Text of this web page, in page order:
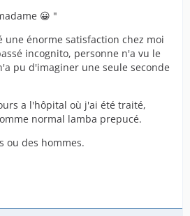
😀 "
une énorme satisfaction chez moi
incognito, personne n'a vu le
pu d'imaginer une seule seconde
a l'hôpital où j'ai été traité,
normal lamba prepucé.
ou des hommes.